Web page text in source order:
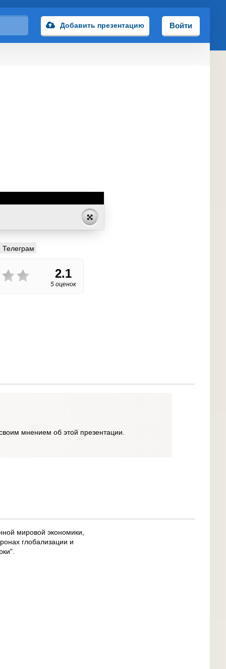
Добавить презентацию Войти
Телеграм
2.1
5 оценок
мнением об этой презентации.
мировой экономики,
глобализации и